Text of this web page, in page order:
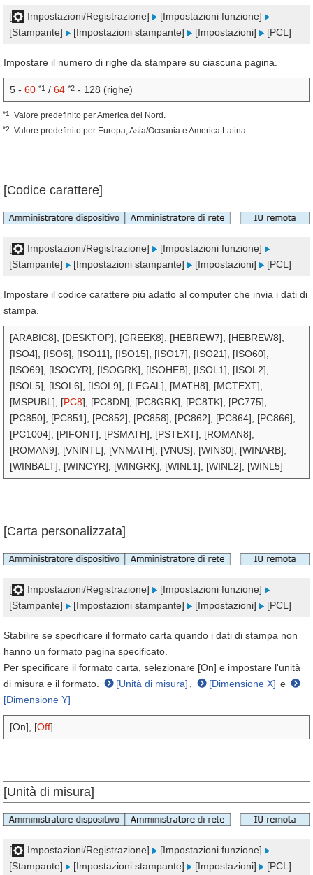
[ Impostazioni/Registrazione]
[Impostazioni funzione]
[Stampante]
[Impostazioni stampante] [Impostazioni] [PCL]
Impostare il numero di righe da stampare su ciascuna pagina.
5 - 60 *1 / 64 *2 - 128 (righe)
*1 Valore predefinito per America del Nord.
*2 Valore predefinito per Europa, Asia/Oceania e America Latina.
[Codice carattere]
[ Impostazioni/Registrazione]
[Impostazioni funzione]
[Stampante]
[Impostazioni stampante] [Impostazioni] [PCL]
Impostare il codice carattere più adatto al computer che invia i dati di
stampa.
[ARABIC8], [DESKTOP], [GREEK8], [HEBREW7], [HEBREW8],
[ISO4], [ISO6], [ISO11], [ISO15], [ISO17], [ISO21], [ISO60],
[ISO69], [ISOCYR], [ISOGRK], [ISOHEB], [ISOL1], [ISOL2],
[ISOL5], [ISOL6], [ISOL9], [LEGAL], [MATH8], [MCTEXT],
[MSPUBL], [PC8], [PC8DN], [PC8GRK], [PC8TK], [PC775],
[PC850], [PC851], [PC852], [PC858], [PC862], [PC864], [PC866],
[PC1004], [PIFONT], [PSMATH], [PSTEXT], [ROMAN8],
[ROMAN9], [VNINTL], [VNMATH], [VNUS], [WIN30], [WINARB],
[WINBALT], [WINCYR], [WINGRK], [WINL1], [WINL2], [WINL5]
[Carta personalizzata]
[ Impostazioni/Registrazione]
[Impostazioni funzione]
[Stampante]
[Impostazioni stampante] [Impostazioni] [PCL]
Stabilire se specificare il formato carta quando i dati di stampa non
hanno un formato pagina specificato.
Per specificare il formato carta, selezionare [On] e impostare l'unità
di misura e il formato.
[Unità di misura] [Dimensione X] e
[Dimensione Y]
[On], [Off]
[Unità di misura]
[ Impostazioni/Registrazione]
[Impostazioni funzione]
[Stampante]
[Impostazioni stampante] [Impostazioni] [PCL]